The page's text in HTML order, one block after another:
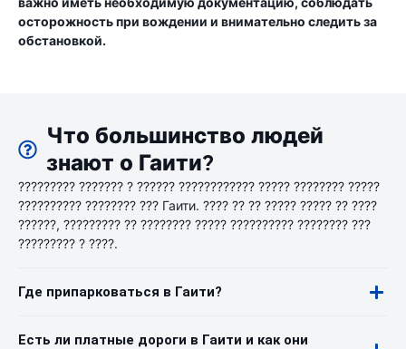
осторожность при вождении и внимательно следить за
обстановкой.
Что большинство людей
знают о Гаити?
????????? ??????? ? ?????? ???????????? ????? ???????? ?????
?????????? ???????? ??? Гаити. ???? ?? ?? ????? ????? ?? ????
??????, ????????? ?? ???????? ????? ?????????? ???????? ???
????????? ? ????.
Где припарковаться в Гаити?
Есть ли платные дороги в Гаити и как они